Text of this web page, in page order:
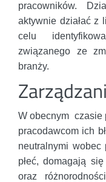
pracowników.
aktywnie działać z
celu
związanego ze
branży.
W obecnym czasie
pracodawcom ich
neutralnymi
płeć, domagają
oraz